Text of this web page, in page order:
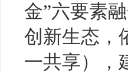
金”六要素
创新生态，
一共享），